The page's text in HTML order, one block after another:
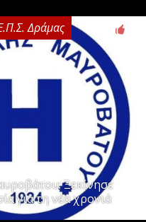
Δράμας
Ξεκίνησε
για τη νέα χρονιά